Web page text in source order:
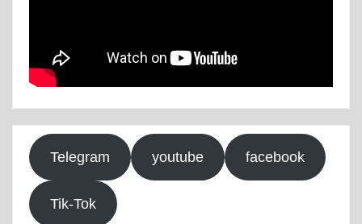
Telegram youtube facebook
Tik-Tok